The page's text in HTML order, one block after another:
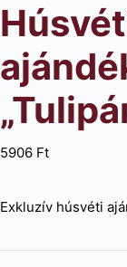
5906 Ft
Exkluzív húsvéti